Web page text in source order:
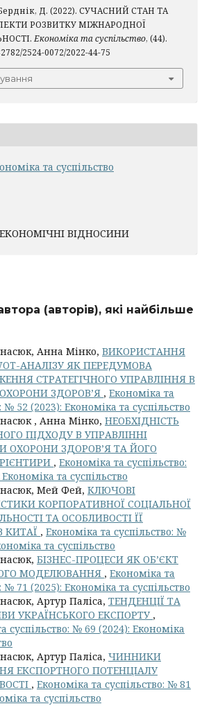
Д. (2022). СУЧАСНИЙ СТАН ТА
РОЗВИТКУ МІЖНАРОДНОЇ
Економіка та суспільство, (44).
2524-0072/2022-44-75
та суспільство
ВІДНОСИНИ
(авторів), які найбільше
Анна Мінко, ВИКОРИСТАННЯ
АНАЛІЗУ ЯК ПЕРЕДУМОВА
СТРАТЕГІЧНОГО УПРАВЛІННЯ В
ЗДОРОВ’Я , Економіка та
№ 52 (2023): Економіка та суспільство
, Анна Мінко, НЕОБХІДНІСТЬ
ПІДХОДУ В УПРАВЛІННІ
ОХОРОНИ ЗДОРОВ’Я ТА ЙОГО
, Економіка та суспільство:
та суспільство
Мей Фей, КЛЮЧОВІ
КОРПОРАТИВНОЇ СОЦІАЛЬНОЇ
ТА ОСОБЛИВОСТІ ЇЇ
КИТАЇ , Економіка та суспільство: №
та суспільство
БІЗНЕС-ПРОЦЕСИ ЯК ОБ’ЄКТ
МОДЕЛЮВАННЯ , Економіка та
№ 71 (2025): Економіка та суспільство
Артур Паліса, ТЕНДЕНЦІЇ ТА
УКРАЇНСЬКОГО ЕКСПОРТУ ,
суспільство: № 69 (2024): Економіка
Артур Паліса, ЧИННИКИ
ЕКСПОРТНОГО ПОТЕНЦІАЛУ
, Економіка та суспільство: № 81
та суспільство